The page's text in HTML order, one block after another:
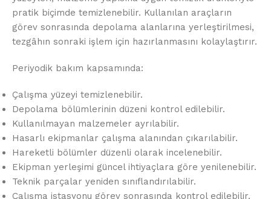
pratik biçimde temizlenebilir. Kullanılan araçların
görev sonrasında depolama alanlarına yerleştirilmesi,
tezgâhın sonraki işlem için hazırlanmasını kolaylaştırır.
Periyodik bakım kapsamında:
Çalışma yüzeyi temizlenebilir.
Depolama bölümlerinin düzeni kontrol edilebilir.
Kullanılmayan malzemeler ayrılabilir.
Hasarlı ekipmanlar çalışma alanından çıkarılabilir.
Hareketli bölümler düzenli olarak incelenebilir.
Ekipman yerleşimi güncel ihtiyaçlara göre yenilenebilir.
Teknik parçalar yeniden sınıflandırılabilir.
Çalışma istasyonu görev sonrasında kontrol edilebilir.